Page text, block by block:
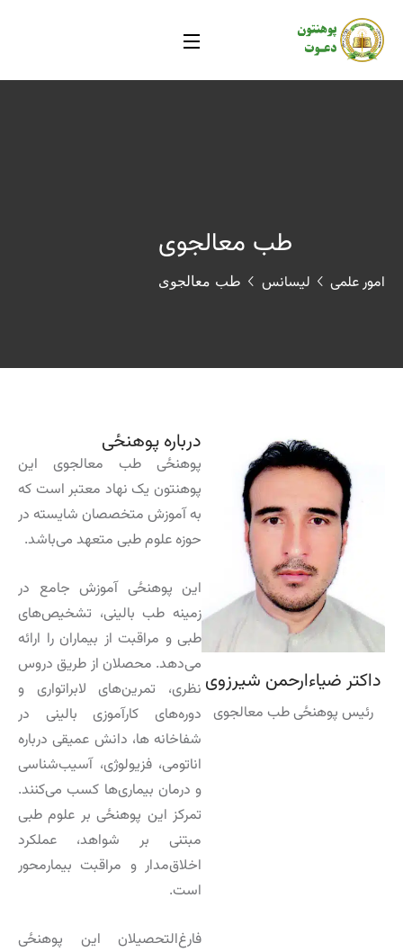
طب معالجوی
امور علمی لیسانس طب معالجوی
داکتر ضیاءارحمن شیرزوی
رئیس پوهنځی طب معالجوی
درباره پوهنځی
پوهنځی طب معالجوی این
پوهنتون یک نهاد معتبر است که
به آموزش متخصصان شایسته در
حوزه علوم طبی متعهد می‌باشد.
این پوهنځی آموزش جامع در
زمینه طب بالینی، تشخیص‌های
طبی و مراقبت از بیماران را ارائه
می‌دهد. محصلان از طریق دروس
نظری، تمرین‌های لابراتواری و
دوره‌های کارآموزی بالینی در
شفاخانه ها، دانش عمیقی درباره
اناتومی، فزیولوژی، آسیب‌شناسی
و درمان بیماری‌ها کسب می‌کنند.
تمرکز این پوهنځی بر علوم طبی
مبتنی بر شواهد، عملکرد
اخلاق‌مدار و مراقبت بیمارمحور
است.
فارغ‌التحصیلان این پوهنځی